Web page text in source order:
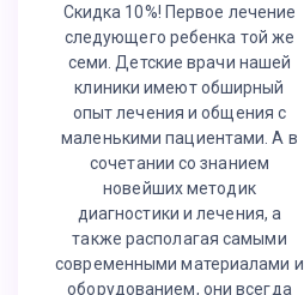
Скидка 10%! Первое лечение
следующего ребенка той же
семи. Детские врачи нашей
клиники имеют обширный
опыт лечения и общения с
маленькими пациентами. А в
сочетании со знанием
новейших методик
диагностики и лечения, а
также располагая самыми
современными материалами и
оборудованием, они всегда